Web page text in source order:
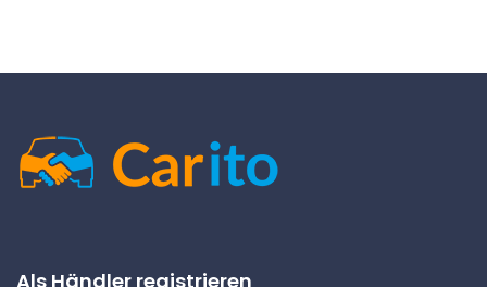
Als Händler registrieren